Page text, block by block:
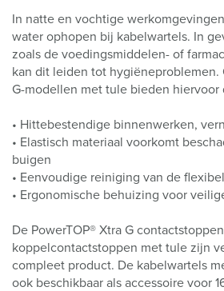
In natte en vochtige
water ophopen bij kabelwartels. In
zoals de voedingsmiddelen- of
kan dit leiden tot hygiëneproblemen.
G-modellen met tule bieden hiervoor
• Hittebestendige binnenwerken,
• Elastisch materiaal voorkomt
buigen
• Eenvoudige reiniging van de
• Ergonomische behuizing voor
De PowerTOP® Xtra G
koppelcontactstoppen met tule zijn
compleet product. De kabelwartels
ook beschikbaar als accessoire voor